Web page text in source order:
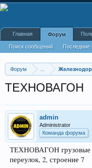
Форум
ТЕХНОВАГОН
admin
Administrator
Команда форума
ТЕХНОВАГОН грузовые
переулок, 2, строение 7
Главная Форум
Поиск сообщений Последние